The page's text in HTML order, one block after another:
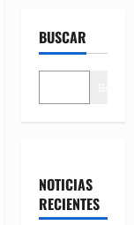
BUSCAR
NOTICIAS
RECIENTES